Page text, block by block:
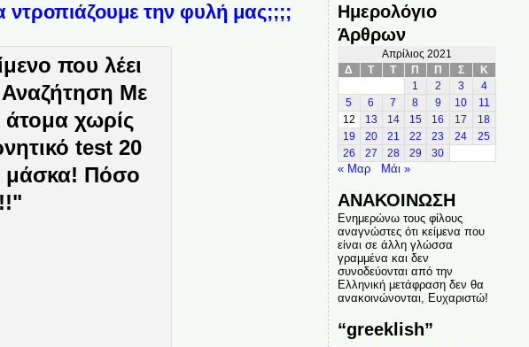
ντροπιάζουμε την φυλή μας;;;;
Ημερολόγιο
Άρθρων
Απρίλιος 2021
Δ
Τ Τ Π Π Σ
Κ
1
2 3
4
5
6 7 8 9 10
11
12
13 14 15 16 17
18
19
20 21 22 23 24
25
26
27 28 29 30
« Μαρ Μάι »
ΑΝΑΚΟΙΝΩΣΗ
Ενημερώνω τους φίλους
αναγνώστες ότι κείμενα που
είναι σε άλλη γλώσσα
γραμμένα και δεν
συνοδεύονται από την
Ελληνική μετάφραση δεν θα
ανακοινώνονται, Ευχαριστώ!
“greeklish”